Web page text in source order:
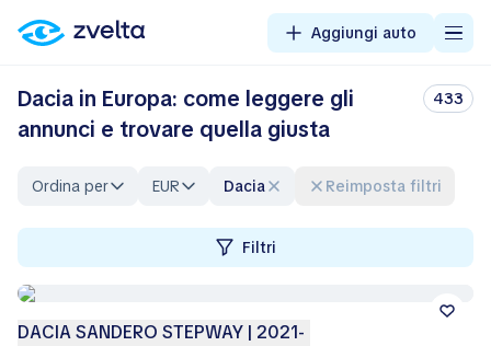
Aggiungi auto
Dacia in Europa: come leggere gli
annunci e trovare quella giusta
433
Ordina per EUR Dacia Reimposta filtri
Filtri
DACIA SANDERO STEPWAY | 2021-